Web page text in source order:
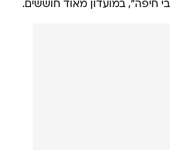
חיפה", במועדון מאוד חוששים.